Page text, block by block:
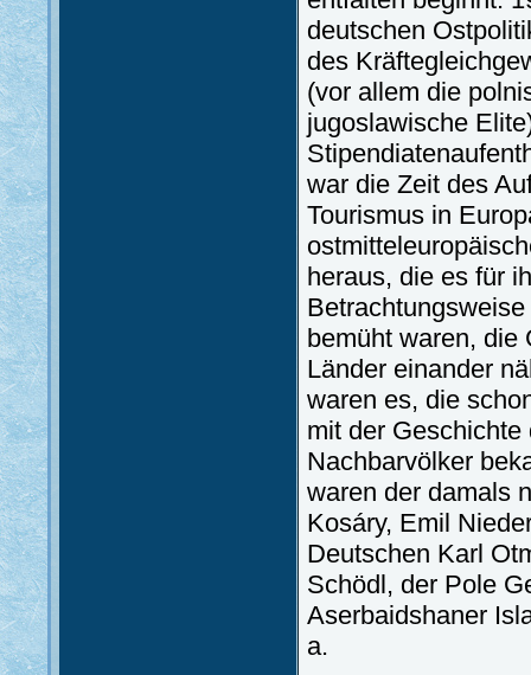
deutschen
des
(vor allem die
jugoslawische
war die Zeit des
Tourismus in
heraus, die es für
bemüht waren, die
Länder einander
waren es, die
mit der
Nachbarvölker
waren der damals
Kosáry, Emil
Deutschen Karl
Schödl, der Pole
Aserbaidshaner
a.